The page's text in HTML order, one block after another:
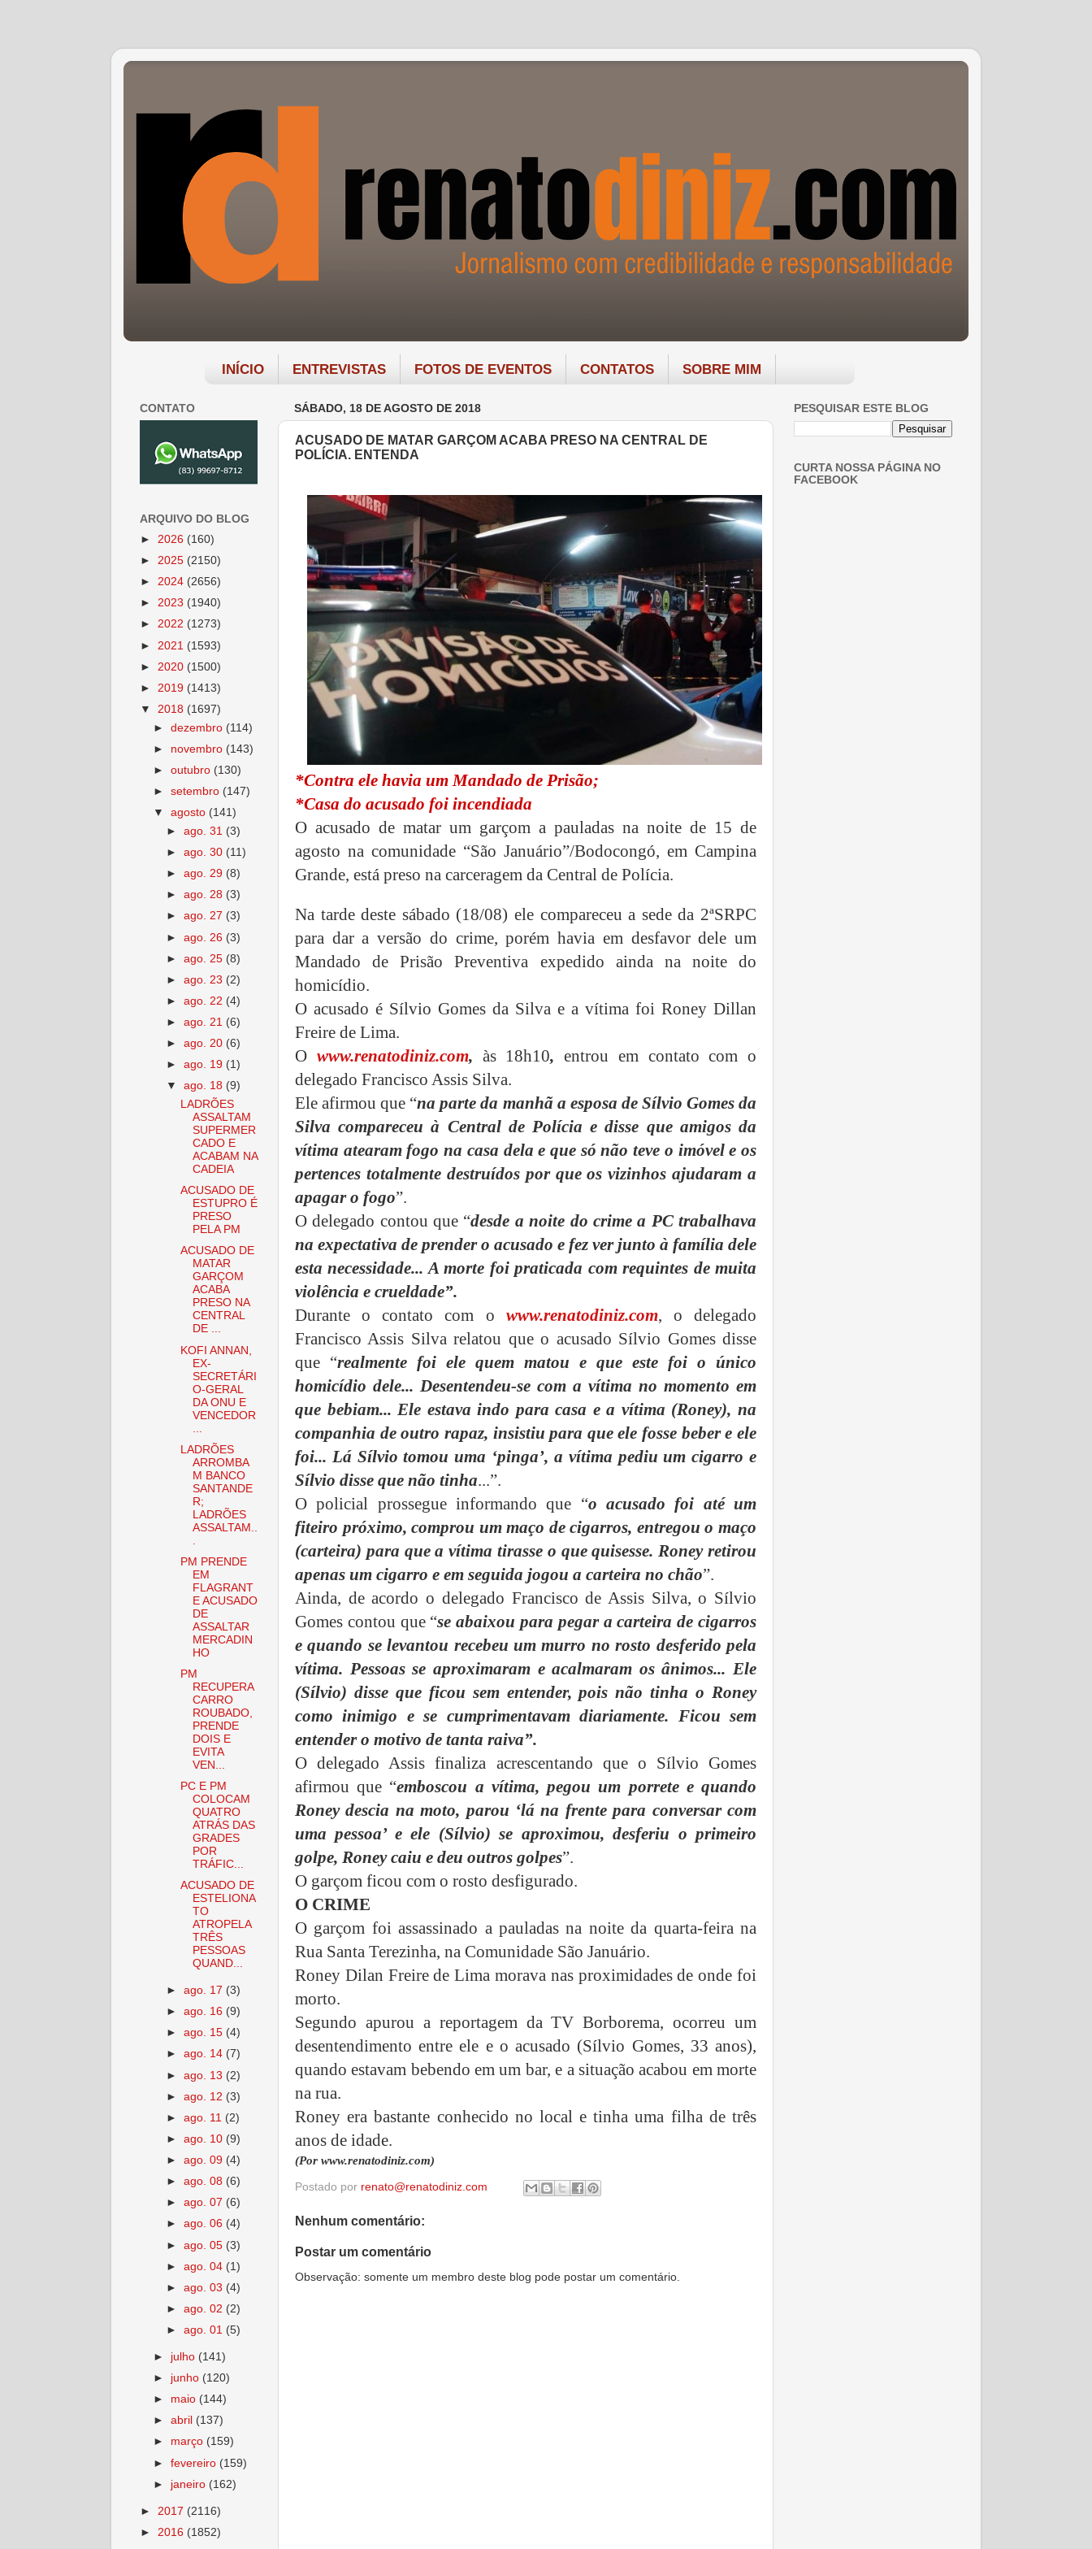
INÍCIO ENTREVISTAS FOTOS DE EVENTOS CONTATOS SOBRE MIM
SÁBADO, 18 DE AGOSTO DE 2018
ACUSADO DE MATAR GARÇOM ACABA PRESO NA CENTRAL DE
POLÍCIA. ENTENDA
*Contra ele havia um Mandado de Prisão;
*Casa do acusado foi incendiada
O acusado de matar um garçom a pauladas na noite de 15 de
agosto na comunidade “São Januário”/Bodocongó, em Campina
Grande, está preso na carceragem da Central de Polícia.
Na tarde deste sábado (18/08) ele compareceu a sede da 2ªSRPC
para dar a versão do crime, porém havia em desfavor dele um
Mandado de Prisão Preventiva expedido ainda na noite do
homicídio.
O acusado é Sílvio Gomes da Silva e a vítima foi Roney Dillan
Freire de Lima.
O www.renatodiniz.com, às 18h10, entrou em contato com o
delegado Francisco Assis Silva.
Ele afirmou que “na parte da manhã a esposa de Sílvio Gomes da
Silva compareceu à Central de Polícia e disse que amigos da
vítima atearam fogo na casa dela e que só não teve o imóvel e os
pertences totalmente destruídos por que os vizinhos ajudaram a
apagar o fogo”.
O delegado contou que “desde a noite do crime a PC trabalhava
na expectativa de prender o acusado e fez ver junto à família dele
esta necessidade... A morte foi praticada com requintes de muita
violência e crueldade”.
Durante o contato com o www.renatodiniz.com, o delegado
Francisco Assis Silva relatou que o acusado Sílvio Gomes disse
que “realmente foi ele quem matou e que este foi o único
homicídio dele... Desentendeu-se com a vítima no momento em
que bebiam... Ele estava indo para casa e a vítima (Roney), na
companhia de outro rapaz, insistiu para que ele fosse beber e ele
foi... Lá Sílvio tomou uma ‘pinga’, a vítima pediu um cigarro e
Sílvio disse que não tinha...”.
O policial prossegue informando que “o acusado foi até um
fiteiro próximo, comprou um maço de cigarros, entregou o maço
(carteira) para que a vítima tirasse o que quisesse. Roney retirou
apenas um cigarro e em seguida jogou a carteira no chão”.
Ainda, de acordo o delegado Francisco de Assis Silva, o Sílvio
Gomes contou que “se abaixou para pegar a carteira de cigarros
e quando se levantou recebeu um murro no rosto desferido pela
vítima. Pessoas se aproximaram e acalmaram os ânimos... Ele
(Sílvio) disse que ficou sem entender, pois não tinha o Roney
como inimigo e se cumprimentavam diariamente. Ficou sem
entender o motivo de tanta raiva”.
O delegado Assis finaliza acrescentando que o Sílvio Gomes
afirmou que “emboscou a vítima, pegou um porrete e quando
Roney descia na moto, parou ‘lá na frente para conversar com
uma pessoa’ e ele (Sílvio) se aproximou, desferiu o primeiro
golpe, Roney caiu e deu outros golpes”.
O garçom ficou com o rosto desfigurado.
O CRIME
O garçom foi assassinado a pauladas na noite da quarta-feira na
Rua Santa Terezinha, na Comunidade São Januário.
Roney Dilan Freire de Lima morava nas proximidades de onde foi
morto.
Segundo apurou a reportagem da TV Borborema, ocorreu um
desentendimento entre ele e o acusado (Sílvio Gomes, 33 anos),
quando estavam bebendo em um bar, e a situação acabou em morte
na rua.
Roney era bastante conhecido no local e tinha uma filha de três
anos de idade.
(Por www.renatodiniz.com)
Postado por renato@renatodiniz.com
Nenhum comentário:
Postar um comentário
Observação: somente um membro deste blog pode postar um comentário.
CONTATO
ARQUIVO DO BLOG
► 2026 (160)
► 2025 (2150)
► 2024 (2656)
► 2023 (1940)
► 2022 (1273)
► 2021 (1593)
► 2020 (1500)
► 2019 (1413)
▼ 2018 (1697)
►dezembro (114)
► novembro (143)
►outubro (130)
►setembro (147)
▼agosto (141)
►ago. 31 (3)
►ago. 30 (11)
►ago. 29 (8)
►ago. 28 (3)
►ago. 27 (3)
►ago. 26 (3)
►ago. 25 (8)
►ago. 23 (2)
►ago. 22 (4)
►ago. 21 (6)
►ago. 20 (6)
►ago. 19 (1)
▼ago. 18 (9)
LADRÕES
ASSALTAM
SUPERMER
CADO E
ACABAM NA
CADEIA
ACUSADO DE
ESTUPRO É
PRESO
PELA PM
ACUSADO DE
MATAR
GARÇOM
ACABA
PRESO NA
CENTRAL
DE ...
KOFI ANNAN,
EX-
SECRETÁRI
O-GERAL
DA ONU E
VENCEDOR
LADRÕES
ARROMBA
M BANCO
SANTANDE
R;
LADRÕES
ASSALTAM..
PM PRENDE
EM
FLAGRANT
E ACUSADO
DE
ASSALTAR
MERCADIN
HO
PM
RECUPERA
CARRO
ROUBADO,
PRENDE
DOIS E
EVITA
VEN...
PC E PM
COLOCAM
QUATRO
ATRÁS DAS
GRADES
POR
TRÁFIC...
ACUSADO DE
ESTELIONA
TO
ATROPELA
TRÊS
PESSOAS
QUAND...
►ago. 17 (3)
►ago. 16 (9)
►ago. 15 (4)
►ago. 14 (7)
►ago. 13 (2)
►ago. 12 (3)
►ago. 11 (2)
►ago. 10 (9)
►ago. 09 (4)
►ago. 08 (6)
►ago. 07 (6)
►ago. 06 (4)
►ago. 05 (3)
►ago. 04 (1)
►ago. 03 (4)
►ago. 02 (2)
►ago. 01 (5)
► julho (141)
► junho (120)
► maio (144)
►abril (137)
► março (159)
►fevereiro (159)
► janeiro (162)
► 2017 (2116)
► 2016 (1852)
PESQUISAR ESTE BLOG
CURTA NOSSA PÁGINA NO
FACEBOOK